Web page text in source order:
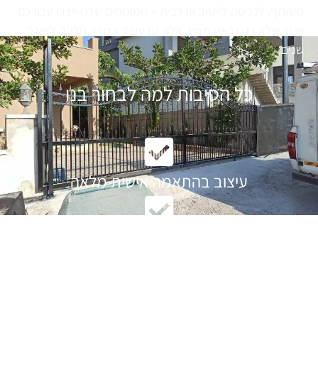
שנים.
כל הסיבות למה לבחור בנו
עיצוב בהתאמה אישית מלאה